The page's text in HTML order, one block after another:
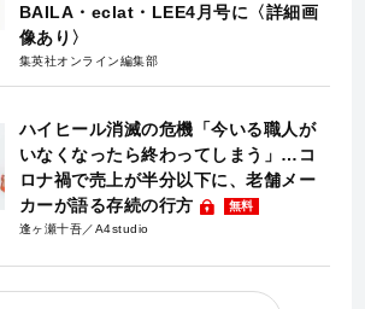
BAILA・eclat・LEE4月号に〈詳細画
像あり〉
集英社オンライン編集部
ハイヒール消滅の危機「今いる職人が
いなくなったら終わってしまう」…コ
ロナ禍で売上が半分以下に、老舗メー
カーが語る存続の行方
無料
逢ヶ瀬十吾／A4studio